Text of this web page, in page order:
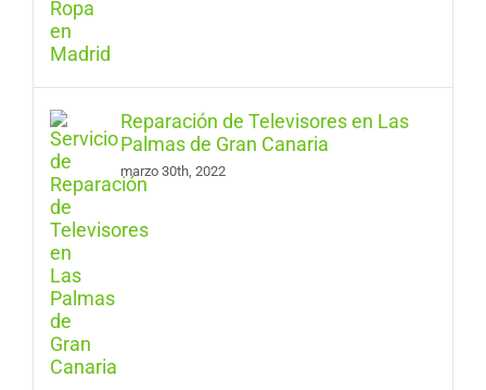
Reparación de Televisores en Las
Palmas de Gran Canaria
marzo 30th, 2022